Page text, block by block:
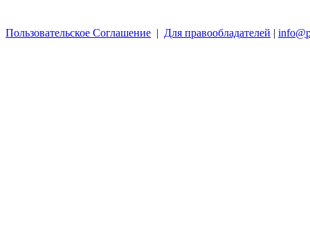
Пользовательское Соглашение | Для правообладателей |